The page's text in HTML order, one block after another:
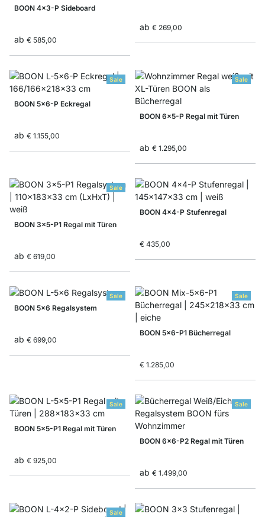
BOON 4x3-P Sideboard
ab € 585,00
ab € 269,00
Sale
BOON 5x6-P Eckregal
ab € 1.155,00
Sale
BOON 6x5-P Regal mit Türen
ab € 1.295,00
Sale
BOON 3x5-P1 Regal mit Türen
ab € 619,00
BOON 4x4-P Stufenregal
€ 435,00
Sale
BOON 5x6 Regalsystem
ab € 699,00
Sale
BOON 5x6-P1 Bücherregal
€ 1.285,00
Sale
BOON 5x5-P1 Regal mit Türen
ab € 925,00
Sale
BOON 6x6-P2 Regal mit Türen
ab € 1.499,00
Sale